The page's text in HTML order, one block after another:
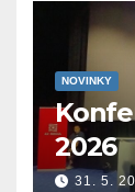
NOVINKY
2026
31. 5.